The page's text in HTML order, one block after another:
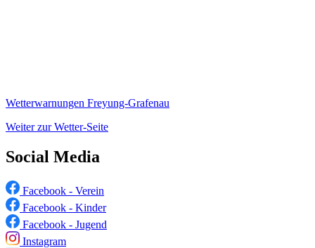
Wetterwarnungen Freyung-Grafenau
Weiter zur Wetter-Seite
Social Media
Facebook - Verein
Facebook - Kinder
Facebook - Jugend
Instagram